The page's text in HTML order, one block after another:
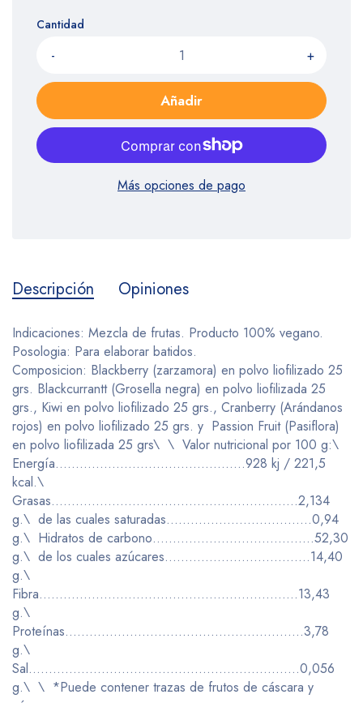
Cantidad
- +
Añadir
Más opciones de pago
Descripción Opiniones
Indicaciones: Mezcla de frutas. Producto 100% vegano.
Posologia: Para elaborar batidos.
Composicion: Blackberry (zarzamora) en polvo liofilizado 25
grs. Blackcurrantt (Grosella negra) en polvo liofilizada 25
grs., Kiwi en polvo liofilizado 25 grs., Cranberry (Arándanos
rojos) en polvo liofilizado 25 grs. y Passion Fruit (Pasiflora)
en polvo liofilizada 25 grs\ \ Valor nutricional por 100 g:\
Energía………………………………………..928 kj / 221,5
kcal.\
Grasas…………………………………………………….2,134
g.\ de las cuales saturadas………………………………0,94
g.\ Hidratos de carbono………………………………….52,30
g.\ de los cuales azúcares………………………………14,40
g.\
Fibra……………………………………………………….13,43
g.\
Proteínas…………………………………………………..3,78
g.\
Sal………………………………………………………….0,056
g.\ \ *Puede contener trazas de frutos de cáscara y